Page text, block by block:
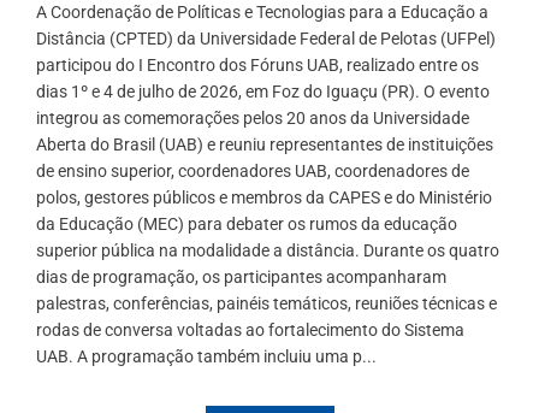
A Coordenação de Políticas e Tecnologias para a Educação a
Distância (CPTED) da Universidade Federal de Pelotas (UFPel)
participou do I Encontro dos Fóruns UAB, realizado entre os
dias 1º e 4 de julho de 2026, em Foz do Iguaçu (PR). O evento
integrou as comemorações pelos 20 anos da Universidade
Aberta do Brasil (UAB) e reuniu representantes de instituições
de ensino superior, coordenadores UAB, coordenadores de
polos, gestores públicos e membros da CAPES e do Ministério
da Educação (MEC) para debater os rumos da educação
superior pública na modalidade a distância. Durante os quatro
dias de programação, os participantes acompanharam
palestras, conferências, painéis temáticos, reuniões técnicas e
rodas de conversa voltadas ao fortalecimento do Sistema
UAB. A programação também incluiu uma p...